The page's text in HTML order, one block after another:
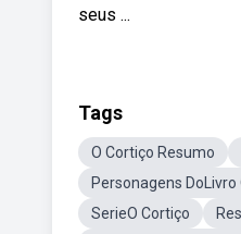
seus ...
Tags
O Cortiço Resumo
Personagens DoLivro
SerieO Cortiço